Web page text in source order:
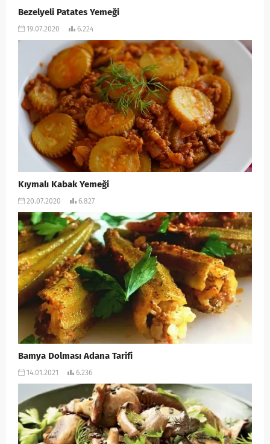
Bezelyeli Patates Yemeği
19.07.2020 6.224
Kıymalı Kabak Yemeği
20.07.2020 6.827
Bamya Dolması Adana Tarifi
14.01.2021 6.236